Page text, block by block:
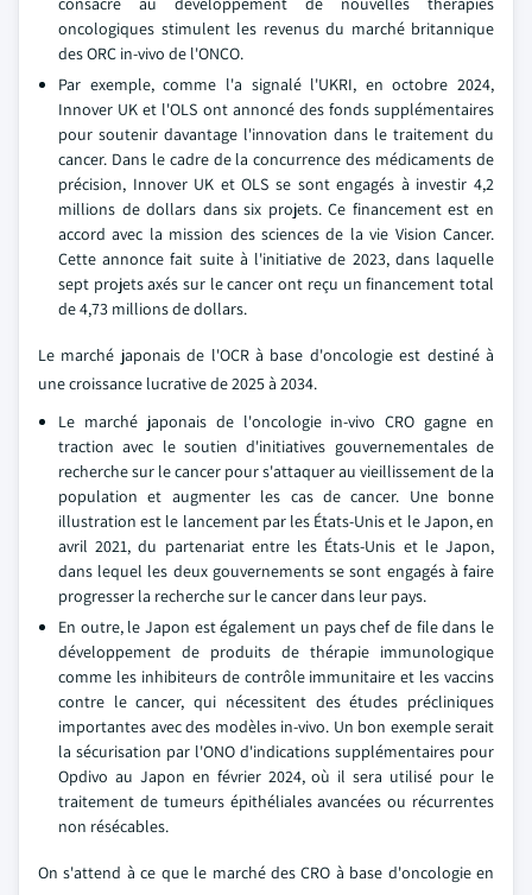
oncologiques stimulent les revenus du marché britannique
des ORC in-vivo de l'ONCO.
Par exemple, comme l'a signalé l'UKRI, en octobre 2024,
Innover UK et l'OLS ont annoncé des fonds supplémentaires
pour soutenir davantage l'innovation dans le traitement du
cancer. Dans le cadre de la concurrence des médicaments de
précision, Innover UK et OLS se sont engagés à investir 4,2
millions de dollars dans six projets. Ce financement est en
accord avec la mission des sciences de la vie Vision Cancer.
Cette annonce fait suite à l'initiative de 2023, dans laquelle
sept projets axés sur le cancer ont reçu un financement total
de 4,73 millions de dollars.
Le marché japonais de l'OCR à base d'oncologie est destiné à
une croissance lucrative de 2025 à 2034.
Le marché japonais de l'oncologie in-vivo CRO gagne en
traction avec le soutien d'initiatives gouvernementales de
recherche sur le cancer pour s'attaquer au vieillissement de la
population et augmenter les cas de cancer. Une bonne
illustration est le lancement par les États-Unis et le Japon, en
avril 2021, du partenariat entre les États-Unis et le Japon,
dans lequel les deux gouvernements se sont engagés à faire
progresser la recherche sur le cancer dans leur pays.
En outre, le Japon est également un pays chef de file dans le
développement de produits de thérapie immunologique
comme les inhibiteurs de contrôle immunitaire et les vaccins
contre le cancer, qui nécessitent des études précliniques
importantes avec des modèles in-vivo. Un bon exemple serait
la sécurisation par l'ONO d'indications supplémentaires pour
Opdivo au Japon en février 2024, où il sera utilisé pour le
traitement de tumeurs épithéliales avancées ou récurrentes
non résécables.
On s'attend à ce que le marché des CRO à base d'oncologie en